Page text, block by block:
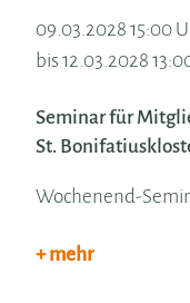
09.03.2028 15:00
bis 12.03.2028
Seminar für
St.
Wochenend-
+ mehr